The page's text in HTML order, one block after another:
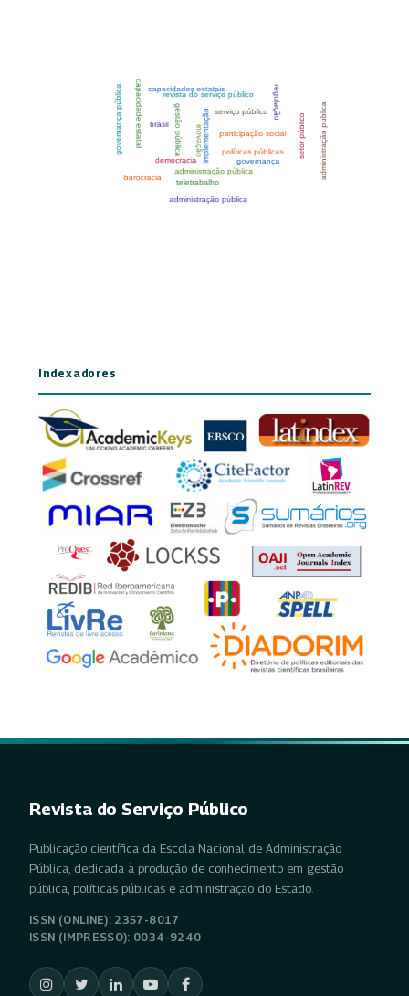
Indexadores
Revista do Serviço Público
Publicação científica da Escola Nacional de Administração
Pública, dedicada à produção de conhecimento em gestão
pública, políticas públicas e administração do Estado.
ISSN (ONLINE): 2357-8017
ISSN (IMPRESSO): 0034-9240